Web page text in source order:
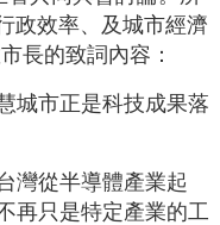
政效率、及城市經濟
長的致詞內容：
城市正是科技成果落
灣從半導體產業起
再只是特定產業的工